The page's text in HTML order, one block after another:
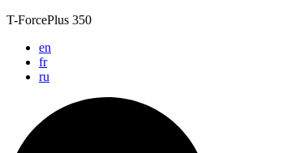
Zum
springen
T-ForcePlus 350
en
fr
ru